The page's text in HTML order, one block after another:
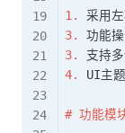
1.
3.
3.
4.
UI主
# 功能模